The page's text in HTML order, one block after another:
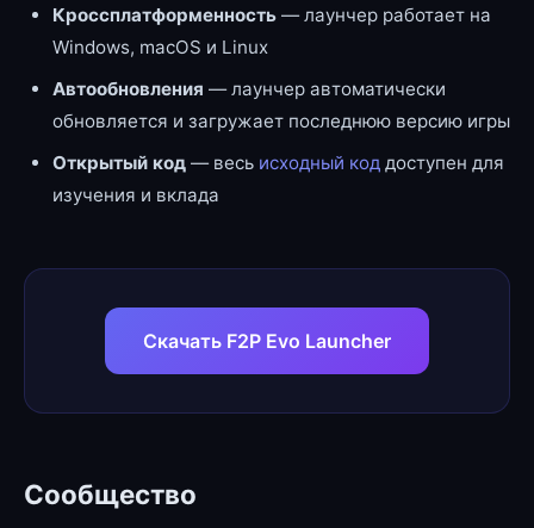
Кроссплатформенность — лаунчер работает на
Windows, macOS и Linux
Автообновления — лаунчер автоматически
обновляется и загружает последнюю версию игры
Открытый код — весь исходный код доступен для
изучения и вклада
Скачать F2P Evo Launcher
Сообщество